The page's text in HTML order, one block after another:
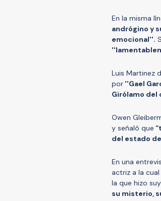
En la misma
andrógino y
emocional''.
Luis Martinez
por ''Gael
Girólamo del
Owen
y señaló que
del estado
En una
actriz a la
la que hizo
su misterio,